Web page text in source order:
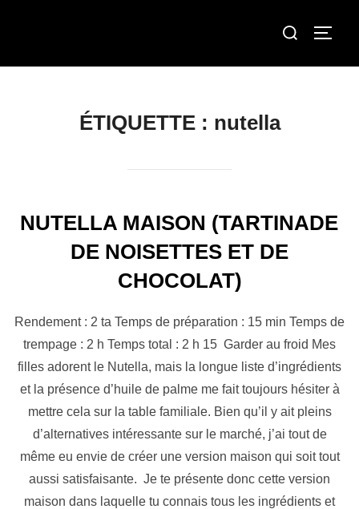
Rechercher :
ÉTIQUETTE : nutella
NUTELLA MAISON (TARTINADE
DE NOISETTES ET DE
CHOCOLAT)
Rendement : 2 ta Temps de préparation : 15 min Temps de
trempage : 2 h Temps total : 2 h 15 Garder au froid Mes
filles adorent le Nutella, mais la longue liste d’ingrédients
et la présence d’huile de palme me fait toujours hésiter à
mettre cela sur la table familiale. Bien qu’il y ait pleins
d’alternatives intéressante sur le marché, j’ai tout de
même eu envie de créer une version maison qui soit tout
aussi satisfaisante. Je te présente donc cette version
maison dans laquelle tu connais tous les ingrédients et